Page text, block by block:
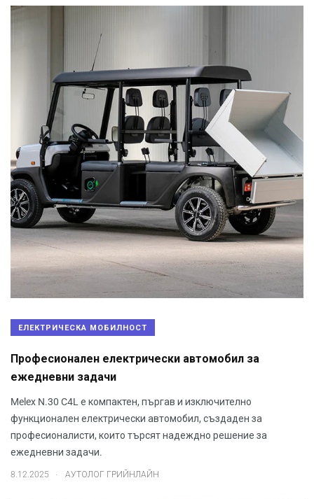
ЕЛЕКТРИЧЕСКА МОБИЛНОСТ
Професионален електрически автомобил за
ежедневни задачи
Melex N.30 C4L е компактен, пъргав и изключително
функционален електрически автомобил, създаден за
професионалисти, които търсят надеждно решение за
ежедневни задачи.
8.12.2025 . АУТОЛОГ ГРИЙНЛАЙН